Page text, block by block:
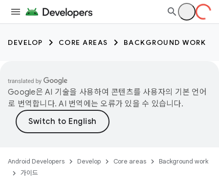
DEVELOP CORE AREAS BACKGROUND WORK
Google은 AI 기술을 사용하여 콘텐츠를 사용자의 기본 언어
로 번역합니다. AI 번역에는 오류가 있을 수 있습니다.
Android Developers Develop Core areas
Background work
가이드